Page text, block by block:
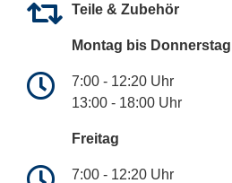
Teile & Zubehör
Montag bis Donnerstag
7:00 - 12:20 Uhr
13:00 - 18:00 Uhr
Freitag
7:00 - 12:20 Uhr